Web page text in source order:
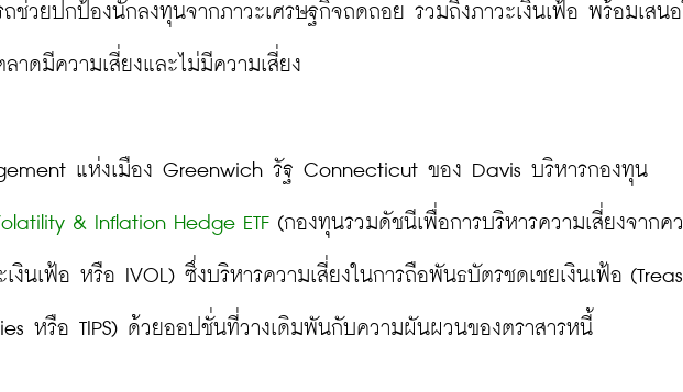
ช่วยปกป้องนักลงทุนจากภาวะเศรษฐกิจถดถอย รวมถึงภาวะเงินเฟ้อ พร้อมเสนอ
าดมีความเสี่ยงและไม่มีความเสี่ยง
& Inflation Hedge ETF (กองทุนรวมดัชนีเพื่อการบริหารความเสี่ยงจากค
งินเฟ้อ หรือ IVOL) ซึ่งบริหารความเสี่ยงในการถือพันธบัตรชดเชยเงินเฟ้อ
หรือ TIPS) ด้วยออปชั่นที่วางเดิมพันกับความผันผวนของตราสารหนี้